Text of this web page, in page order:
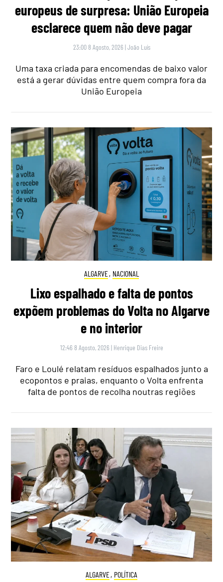
europeus de surpresa: União Europeia
esclarece quem não deve pagar
23:00 8 Agosto, 2026 |João Luís
Uma taxa criada para encomendas de baixo valor
está a gerar dúvidas entre quem compra fora da
União Europeia
ALGARVE, NACIONAL
Lixo espalhado e falta de pontos
expõem problemas do Volta no Algarve
e no interior
12:46 8 Agosto, 2026 | Henrique Dias Freire
Faro e Loulé relatam resíduos espalhados junto a
ecopontos e praias, enquanto o Volta enfrenta
falta de pontos de recolha noutras regiões
ALGARVE, POLÍTICA